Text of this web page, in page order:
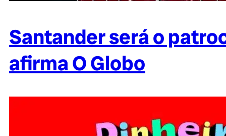
Santander será o
afirma O Globo